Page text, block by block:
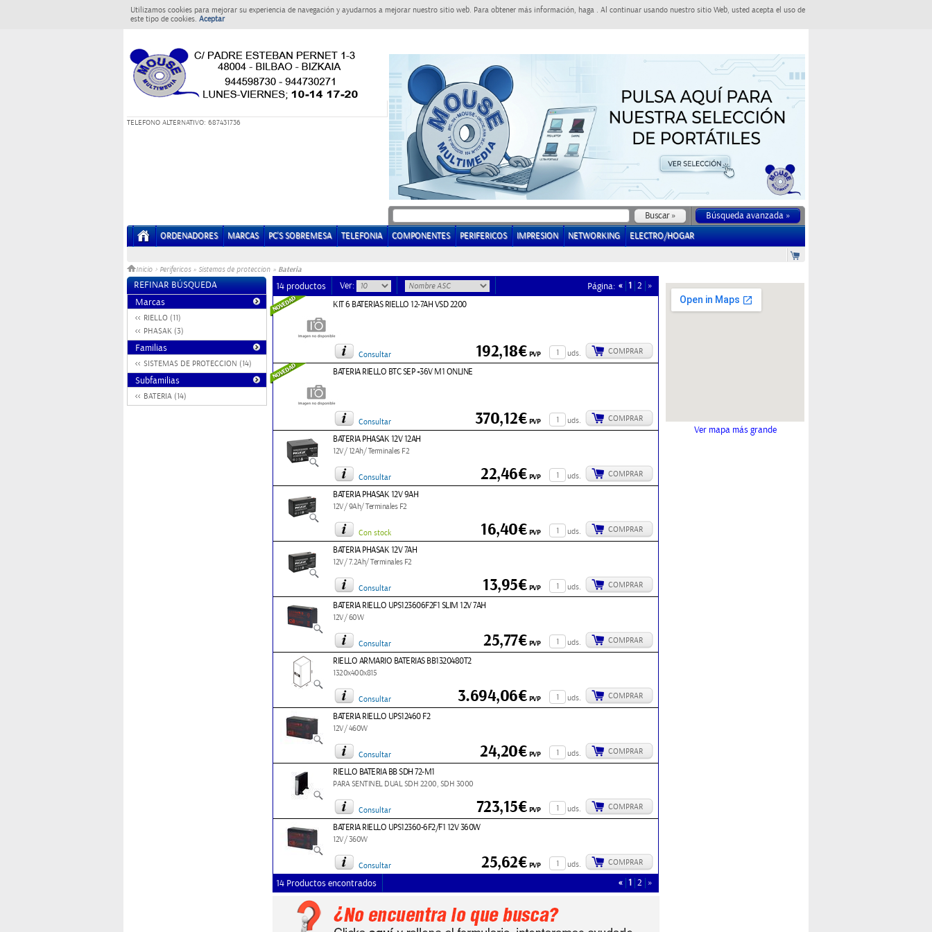
Utilizamos cookies para mejorar su experiencia de navegación y ayudarnos a mejorar nuestro sitio web. Para obtener más información, haga . Al continuar usando nuestro sitio Web, usted acepta el uso de
este tipo de cookies. Aceptar
TELEFONO ALTERNATIVO: 687431736
Búsqueda avanzada »
ORDENADORES MARCAS PC'S SOBREMESA TELEFONIA COMPONENTES PERIFERICOS IMPRESION NETWORKING ELECTRO/HOGAR
Inicio > Perifericos » Sistemas de proteccion » Bateria
REFINAR BÚSQUEDA
Marcas
RIELLO (11)
PHASAK (3)
Familias
SISTEMAS DE PROTECCION (14)
Subfamilias
BATERIA (14)
14 productos Ver: Página: « 1 2 »
KIT 6 BATERIAS RIELLO 12-7AH VSD 2200
Consultar uds. COMPRAR
192,18€PVP
BATERIA RIELLO BTC SEP +36V M1 ONLINE
Consultar uds. COMPRAR
370,12€PVP
BATERIA PHASAK 12V 12AH
12V/ 12Ah/ Terminales F2
Consultar uds. COMPRAR
22,46€PVP
BATERIA PHASAK 12V 9AH
12V/ 9Ah/ Terminales F2
Con stock uds. COMPRAR
16,40€PVP
BATERIA PHASAK 12V 7AH
12V/ 7.2Ah/ Terminales F2
Consultar uds. COMPRAR
13,95€PVP
BATERIA RIELLO UPS123606F2F1 SLIM 12V 7AH
12V/ 60W
Consultar uds. COMPRAR
25,77€PVP
RIELLO ARMARIO BATERIAS BB1320480T2
1320x400x815
Consultar uds. COMPRAR
3.694,06€PVP
BATERIA RIELLO UPS12460 F2
12V/ 460W
Consultar uds. COMPRAR
24,20€PVP
RIELLO BATERIA BB SDH 72-M1
PARA SENTINEL DUAL SDH 2200, SDH 3000
Consultar uds. COMPRAR
723,15€PVP
BATERIA RIELLO UPS12360-6F2/F1 12V 360W
12V/ 360W
Consultar uds. COMPRAR
25,62€PVP
14 Productos encontrados « 1 2 »
Ver mapa más grande